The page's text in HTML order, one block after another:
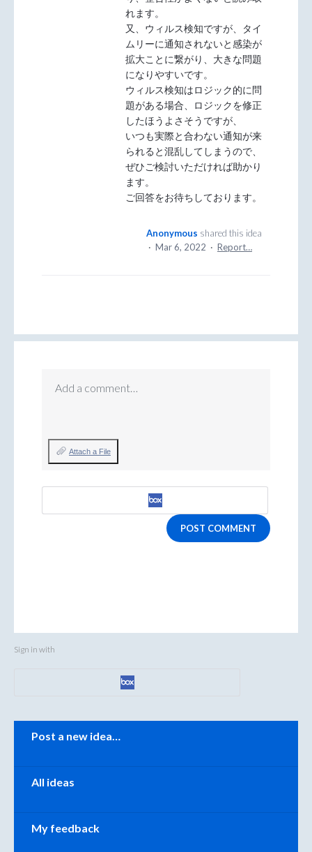
れます。
又、ウィルス検知ですが、タイ
ムリーに通知されないと感染が
拡大ことに繋がり、大きな問題
になりやすいです。
ウィルス検知はロジック的に問
題がある場合、ロジックを修正
したほうよさそうですが、
いつも実際と合わない通知が来
られると混乱してしまうので、
ぜひご検討いただければ助かり
ます。
ご回答をお待ちしております。
Anonymous shared this idea
· Mar 6, 2022 · Report…
Add a comment…
Attach a File
POST COMMENT
Sign in with
Post a new idea…
All ideas
My feedback